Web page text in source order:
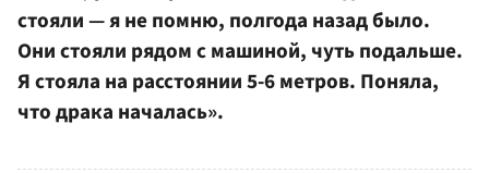
стояли — я не помню, полгода назад было.
Они стояли рядом с машиной, чуть подальше.
Я стояла на расстоянии 5-6 метров. Поняла,
что драка началась».